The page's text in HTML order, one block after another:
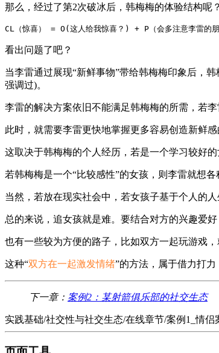
那么，经过了第2次破冰后，韩梅梅的体验结构呢？
CL（惊喜） = O(这人给我惊喜？) + P（会多注意李雷的
看出问题了吧？
当李雷通过展现“新鲜事物”带给韩梅梅印象后，韩
强调过)。
李雷的解决方案依旧不能满足韩梅梅的所需，若
此时，就需要李雷更快地掌握更多容易创造新鲜感
这取决于韩梅梅的个人经历，若是一个学习较好
若韩梅梅是一个“比较感性”的女孩，则李雷就想各
当然，若放在现实社会中，若女孩子基于个人的
总的来说，追女孩就是难。要结合对方的兴趣爱好
也有一些较为方便的路子，比如双方一起玩游戏
这种“双方在一起激发情绪”的方法，属于借力打
下一章： 案例2：某射箭俱乐部的社交生态
实践基础/社交性与社交生态/在线章节/案例1_情侣